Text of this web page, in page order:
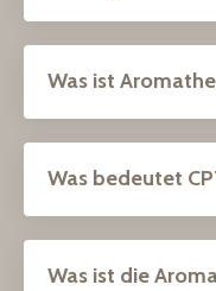
Was ist
Was bedeutet
Was ist die